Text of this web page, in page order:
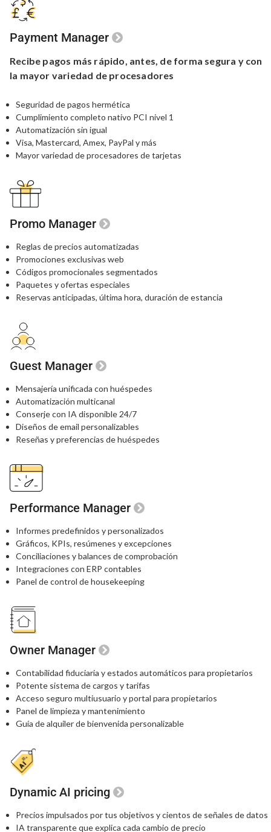
Payment Manager
Recibe pagos más rápido, antes, de forma segura y con
la mayor variedad de procesadores
Seguridad de pagos hermética
Cumplimiento completo nativo PCI nivel 1
Automatización sin igual
Visa, Mastercard, Amex, PayPal y más
Mayor variedad de procesadores de tarjetas
Promo Manager
Reglas de precios automatizadas
Promociones exclusivas web
Códigos promocionales segmentados
Paquetes y ofertas especiales
Reservas anticipadas, última hora, duración de estancia
Guest Manager
Mensajería unificada con huéspedes
Automatización multicanal
Conserje con IA disponible 24/7
Diseños de email personalizables
Reseñas y preferencias de huéspedes
Performance Manager
Informes predefinidos y personalizados
Gráficos, KPIs, resúmenes y excepciones
Conciliaciones y balances de comprobación
Integraciones con ERP contables
Panel de control de housekeeping
Owner Manager
Contabilidad fiduciaria y estados automáticos para propietarios
Potente sistema de cargos y tarifas
Acceso seguro multiusuario y portal para propietarios
Panel de limpieza y mantenimiento
Guía de alquiler de bienvenida personalizable
Dynamic AI pricing
Precios impulsados por tus objetivos y cientos de señales de datos
IA transparente que explica cada cambio de precio